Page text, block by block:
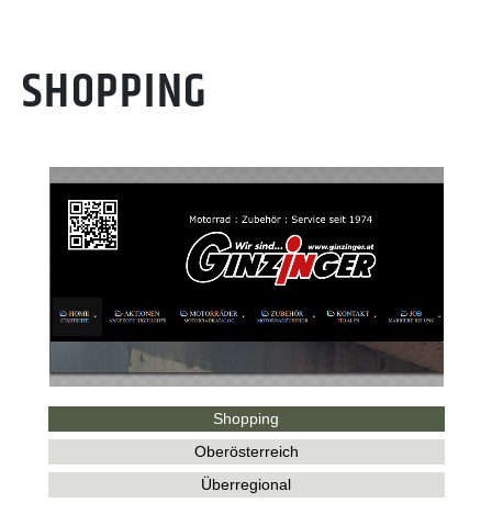
SHOPPING
Shopping
Oberösterreich
Überregional